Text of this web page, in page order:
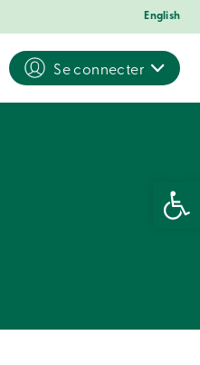
Ouvrir
Se connecter
English